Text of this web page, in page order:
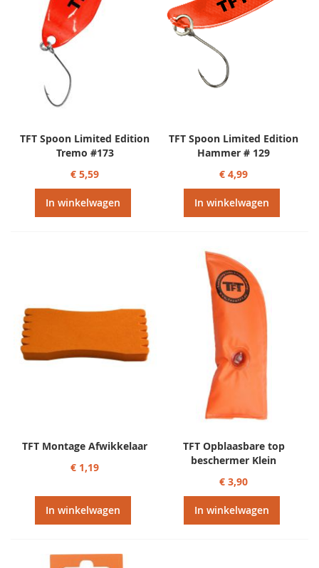
TFT Spoon Limited Edition
Tremo #173
€ 5,59
In winkelwagen
TFT Spoon Limited Edition
Hammer # 129
€ 4,99
In winkelwagen
TFT Montage Afwikkelaar
€ 1,19
In winkelwagen
TFT Opblaasbare top
beschermer Klein
€ 3,90
In winkelwagen